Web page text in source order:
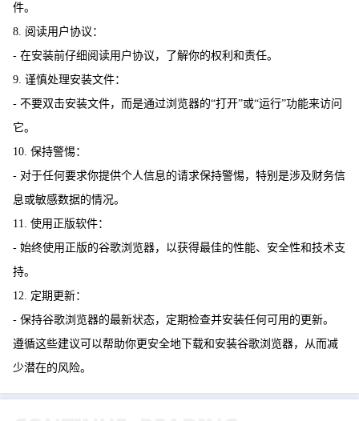
件。
8. 阅读用户协议：
- 在安装前仔细阅读用户协议，了解你的权利和责任。
9. 谨慎处理安装文件：
- 不要双击安装文件，而是通过浏览器的“打开”或“运行”功能来访问
它。
10. 保持警惕：
- 对于任何要求你提供个人信息的请求保持警惕，特别是涉及财务信
息或敏感数据的情况。
11. 使用正版软件：
- 始终使用正版的谷歌浏览器，以获得最佳的性能、安全性和技术支
持。
12. 定期更新：
- 保持谷歌浏览器的最新状态，定期检查并安装任何可用的更新。
遵循这些建议可以帮助你更安全地下载和安装谷歌浏览器，从而减
少潜在的风险。